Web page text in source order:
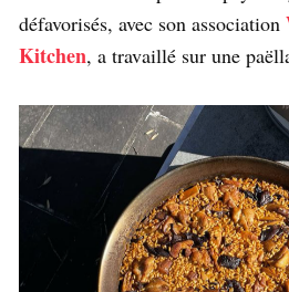
défavorisés, avec son association
Kitchen, a travaillé sur une